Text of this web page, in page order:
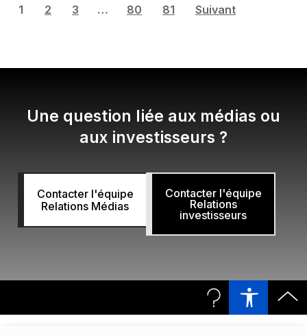
1 2 3 … 80 81 Suivant
Une question liée aux médias ou
aux investisseurs ?
Contacter l'équipe
Relations Médias
Contacter l'équipe
Relations
investisseurs